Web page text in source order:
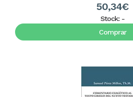
50,34€
Stock: -
Comprar